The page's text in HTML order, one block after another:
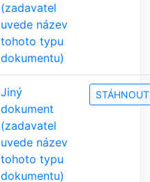
(zadavatel
uvede název
tohoto typu
dokumentu)
Jiný
dokument
(zadavatel
uvede název
tohoto typu
dokumentu)
STÁHNOUT